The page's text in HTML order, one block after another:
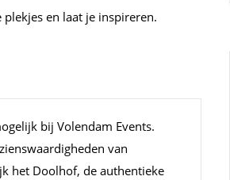
en laat je inspireren.
bij Volendam Events.
van
het Doolhof, de authentieke